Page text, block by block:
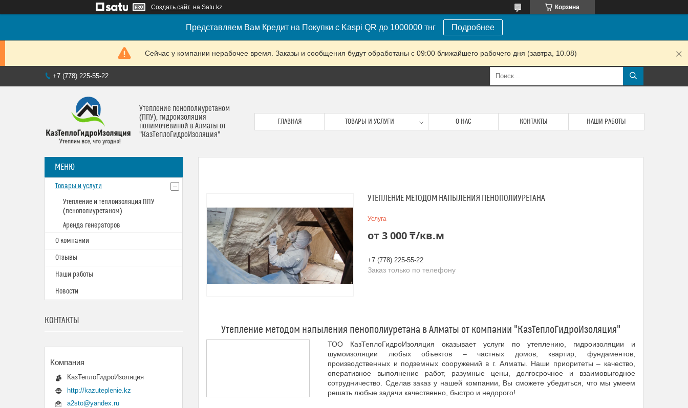
Создать сайт на Satu.kz Корзина
Представляем Вам Кредит на Покупки с Kaspi QR до 1000000 тнг Подробнее
Сейчас у компании нерабочее время. Заказы и сообщения будут обработаны с 09:00 ближайшего рабочего дня (завтра, 10.08)
+7 (778) 225-55-22
Утепление пенополиуретаном
(ППУ), гидроизоляция
полимочевиной в Алматы от
"КазТеплоГидроИзоляция"
ГЛАВНАЯ ТОВАРЫ И УСЛУГИ О НАС КОНТАКТЫ НАШИ РАБОТЫ
УТЕПЛЕНИЕ МЕТОДОМ НАПЫЛЕНИЯ ПЕНОПОЛИУРЕТАНА
Услуга
от3 000 ₸/кв.м
+7 (778) 225-55-22
Заказ только по телефону
Утепление методом напыления пенополиуретана в Алматы от компании "КазТеплоГидроИзоляция"
ТОО КазТеплоГидроИзоляция оказывает услуги по утеплению, гидроизоляции и
шумоизоляции любых объектов – частных домов, квартир, фундаментов,
производственных и подземных сооружений в г. Алматы. Наши приоритеты – качество,
оперативное выполнение работ, разумные цены, долгосрочное и взаимовыгодное
сотрудничество. Сделав заказ у нашей компании, Вы сможете убедиться, что мы умеем
решать любые задачи качественно, быстро и недорого!
Товары и услуги
Утепление и теплоизоляция ППУ
(пенополиуретаном)
Аренда генераторов
О компании
Отзывы
Наши работы
Новости
КОНТАКТЫ
КазТеплоГидроИзоляция
http://kazuteplenie.kz
a2sto@yandex.ru